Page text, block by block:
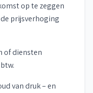
op te zeggen
prijsverhoging
of diensten
van druk – en